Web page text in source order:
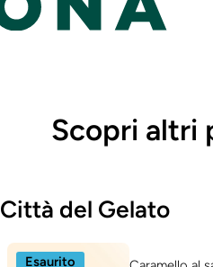
Scopri altri
Città del Gelato
Esaurito